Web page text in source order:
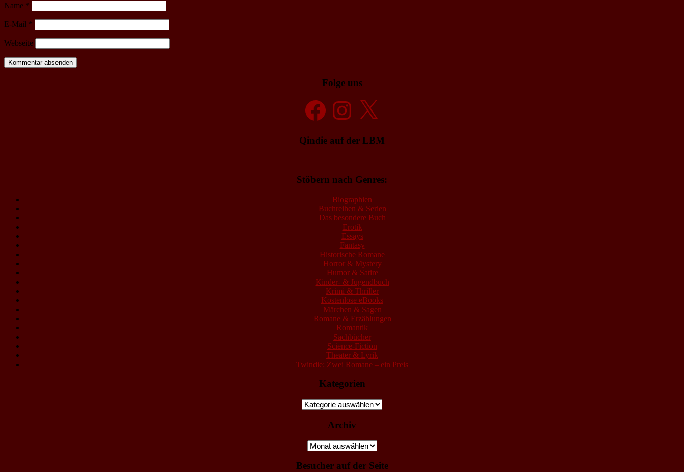
Name *
E-Mail *
Webseite
Folge uns
FacebookInstagramX
Qindie auf der LBM
Stöbern nach Genres:
Biographien
Buchreihen & Serien
Das besondere Buch
Erotik
Essays
Fantasy
Historische Romane
Horror & Mystery
Humor & Satire
Kinder- & Jugendbuch
Krimi & Thriller
Kostenlose eBooks
Märchen & Sagen
Romane & Erzählungen
Romantik
Sachbücher
Science-Fiction
Theater & Lyrik
Twindie: Zwei Romane – ein Preis
Kategorien
Kategorien
Archiv
Archiv
Besucher auf der Seite